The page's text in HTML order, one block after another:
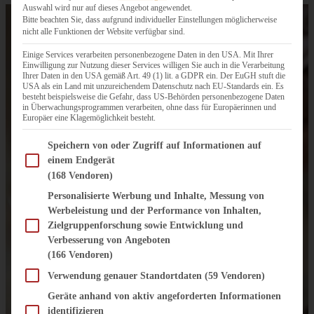
Auswahl wird nur auf dieses Angebot angewendet.
Bitte beachten Sie, dass aufgrund individueller Einstellungen möglicherweise
nicht alle Funktionen der Website verfügbar sind.
Einige Services verarbeiten personenbezogene Daten in den USA. Mit Ihrer
Einwilligung zur Nutzung dieser Services willigen Sie auch in die Verarbeitung
Ihrer Daten in den USA gemäß Art. 49 (1) lit. a GDPR ein. Der EuGH stuft die
USA als ein Land mit unzureichendem Datenschutz nach EU-Standards ein. Es
besteht beispielsweise die Gefahr, dass US-Behörden personenbezogene Daten
in Überwachungsprogrammen verarbeiten, ohne dass für Europäerinnen und
Europäer eine Klagemöglichkeit besteht.
Im Folgenden finden Sie eine Liste der Zwecke des IAB Transparency and Consent
Speichern von oder Zugriff auf Informationen auf
einem Endgerät
(168 Vendoren)
Personalisierte Werbung und Inhalte, Messung von
Werbeleistung und der Performance von Inhalten,
Zielgruppenforschung sowie Entwicklung und
Verbesserung von Angeboten
(166 Vendoren)
Verwendung genauer Standortdaten (59 Vendoren)
Geräte anhand von aktiv angeforderten Informationen
identifizieren